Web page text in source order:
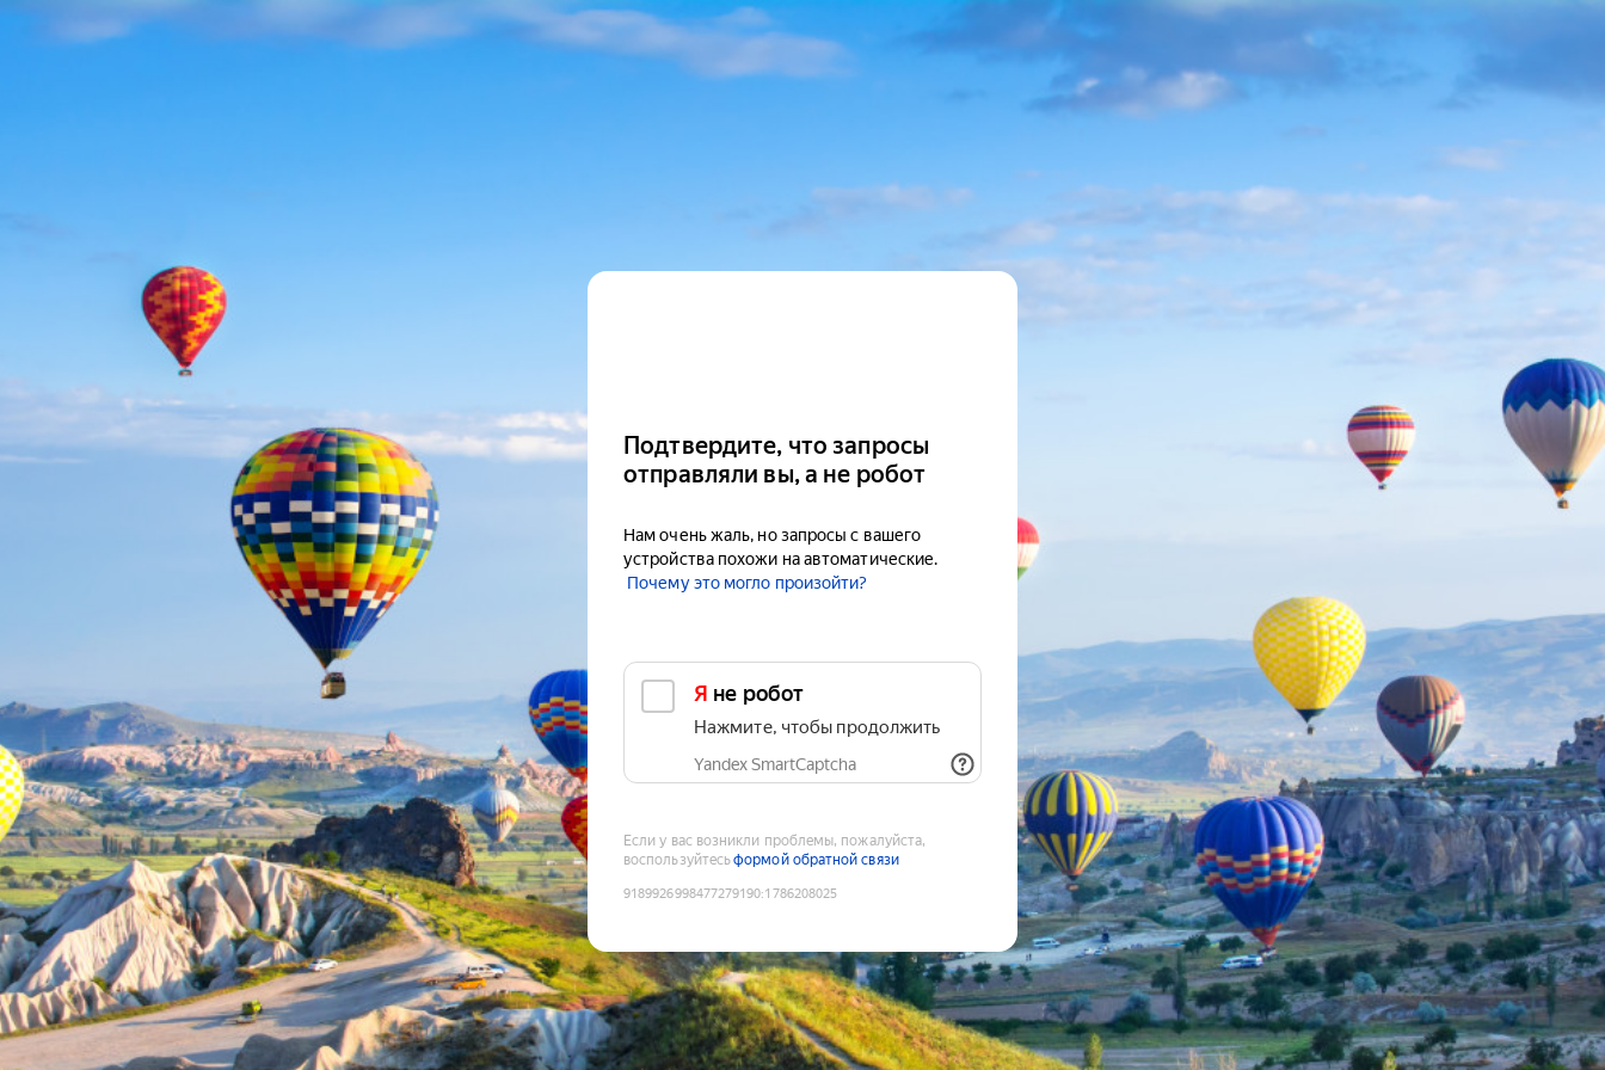
Подтвердите, что запросы
отправляли вы, а не робот
Нам очень жаль, но запросы с вашего
устройства похожи на автоматические.
Почему это могло произойти?
Я не робот
Нажмите, чтобы продолжить
Yandex SmartCaptcha
Если у вас возникли проблемы, пожалуйста,
воспользуйтесьформой обратной связи
9189926998477279190:1786208025